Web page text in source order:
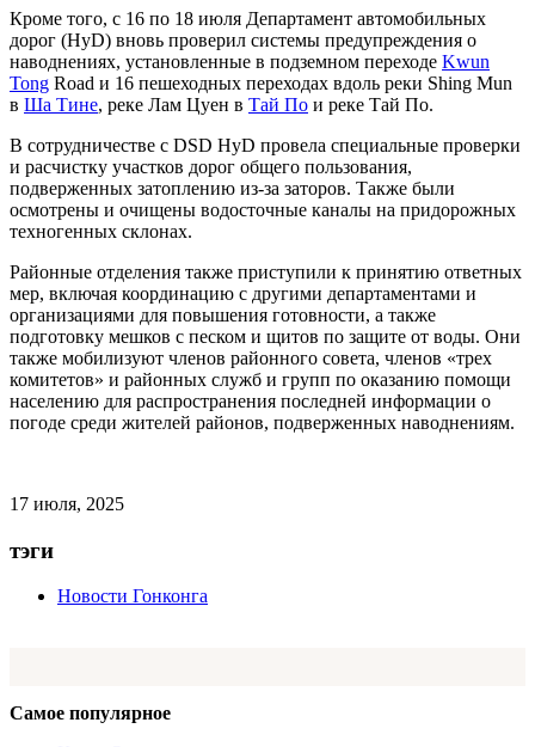
Кроме того, с 16 по 18 июля Департамент автомобильных
дорог (HyD) вновь проверил системы предупреждения о
наводнениях, установленные в подземном переходе Kwun
Tong Road и 16 пешеходных переходах вдоль реки Shing Mun
в Ша Тине, реке Лам Цуен в Тай По и реке Тай По.
В сотрудничестве с DSD HyD провела специальные проверки
и расчистку участков дорог общего пользования,
подверженных затоплению из-за заторов. Также были
осмотрены и очищены водосточные каналы на придорожных
техногенных склонах.
Районные отделения также приступили к принятию ответных
мер, включая координацию с другими департаментами и
организациями для повышения готовности, а также
подготовку мешков с песком и щитов по защите от воды. Они
также мобилизуют членов районного совета, членов «трех
комитетов» и районных служб и групп по оказанию помощи
населению для распространения последней информации о
погоде среди жителей районов, подверженных наводнениям.
17 июля, 2025
тэги
Новости Гонконга
Самое популярное